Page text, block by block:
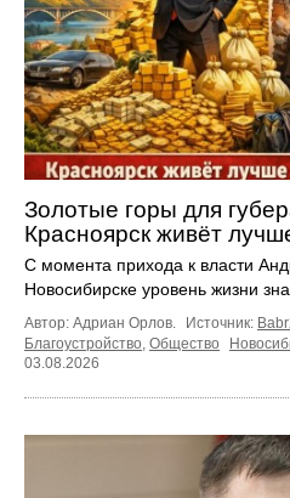
Золотые горы для
Красноярск живёт
С момента прихода к власти
Новосибирске уровень жизни
Автор: Адриан Орлов. Источник:
Благоустройство, Общество
03.08.2026